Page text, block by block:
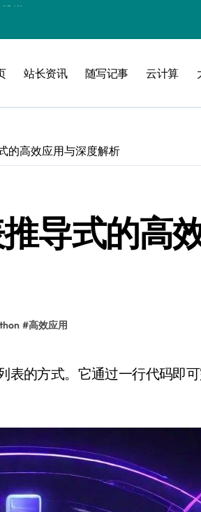
察升级
创业
站长资讯 随写记事 云计算
的高效应用与深度解析
导式的高
#高效应用